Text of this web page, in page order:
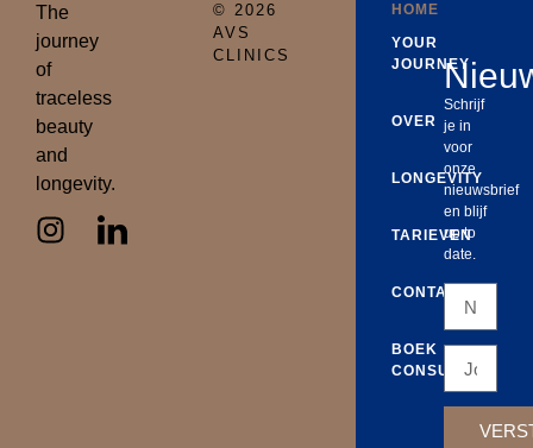
© 2026
AVS
CLINICS
The
journey
of
traceless
beauty
and
longevity.
HOME
YOUR
JOURNEY
OVER
LONGEVITY
TARIEVEN
CONTACT
BOEK
CONSULT
Schrijf
je in
voor
onze
nieuwsbrief
en blijf
up to
date.